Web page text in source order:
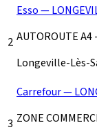
2
Esso —
AUTOROUTE A4
Longeville-Lès-
3
Carrefour —
ZONE